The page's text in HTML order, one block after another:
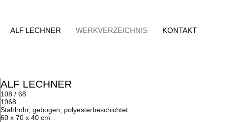
ALF LECHNER WERKVERZEICHNIS KONTAKT
ALF LECHNER
108 / 68
1968
Stahlrohr, gebogen, polyesterbeschichtet
60 x 70 x 40 cm